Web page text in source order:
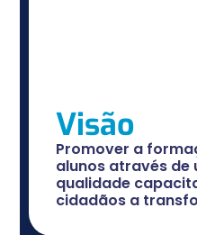
Visão
Promover a
alunos através de
qualidade
cidadãos a